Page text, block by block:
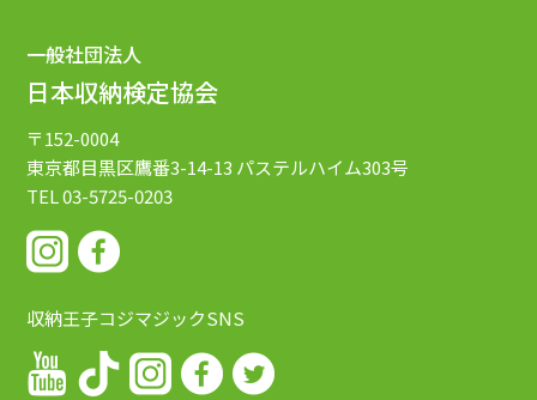
一般社団法人
日本収納検定協会
〒152-0004
東京都目黒区鷹番3-14-13 パステルハイム303号
TEL 03-5725-0203
収納王子コジマジックSNS